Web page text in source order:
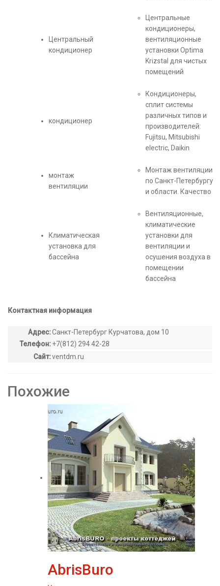
Центральный
кондиционер
Центральные
кондиционеры,
вентиляционные
установки Optima
Krizstal для чистых
помещений
кондиционер
Кондиционеры,
сплит системы
различных типов и
производителей:
Fujitsu, Mitsubishi
electric, Daikin
монтаж
вентиляции
Монтаж вентиляции
по Санкт-Петербургу
и области. Качество
Климатическая
установка для
бассейна
Вентиляционные,
климатические
установки для
вентиляции и
осушения воздуха в
помещении
бассейна
Контактная информация
Адрес:Санкт-Петербург Курчатова, дом 10
Телефон: +7(812) 294 42-28
Сайт:ventdm.ru
Похожие
AbrisBuro